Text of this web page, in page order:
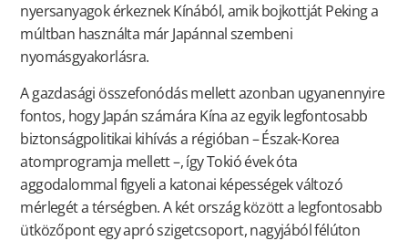
nyersanyagok érkeznek Kínából, amik bojkottját Peking a
múltban használta már Japánnal szembeni
nyomásgyakorlásra.
A gazdasági összefonódás mellett azonban ugyanennyire
fontos, hogy Japán számára Kína az egyik legfontosabb
biztonságpolitikai kihívás a régióban – Észak-Korea
atomprogramja mellett –, így Tokió évek óta
aggodalommal figyeli a katonai képességek változó
mérlegét a térségben. A két ország között a legfontosabb
ütközőpont egy apró szigetcsoport, nagyjából félúton